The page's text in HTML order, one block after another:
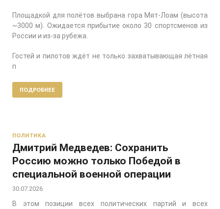
Площадкой для полётов выбрана гора Мят-Лоам (высота
~3000 м). Ожидается прибытие около 30 спортсменов из
России и из-за рубежа.
Гостей и пилотов ждёт не только захватывающая лётная
п
ПОДРОБНЕЕ
ПОЛИТИКА
Дмитрий Медведев: Сохранить
Россию можно только Победой в
специальной военной операции
30.07.2026
В этом позиции всех политических партий и всех